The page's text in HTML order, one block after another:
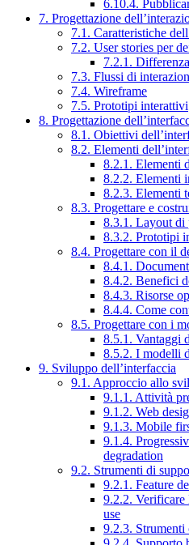
6.10.4.
7. Progettazione
7.1. Caratteristiche
7.2. User stories per
7.2.1.
7.3. Flussi di
7.4. Wireframe
7.5. Prototipi interattivi
8. Progettazione
8.1. Obiettivi
8.2. Elementi
8.2.1. Elementi
8.2.2. Elementi
8.2.3. Elementi
8.3. Progettare e
8.3.1. Layout di
8.3.2. Prototipi
8.4. Progettare con il
8.4.1.
8.4.2. Benefici
8.4.3. Risorse
8.4.4. Come
8.5. Progettare con i
8.5.1. Vantaggi
8.5.2. I modelli
9. Sviluppo dell’interfaccia
9.1. Approccio allo
9.1.1. Attività
9.1.2. Web
9.1.3. Mobile
9.1.4.
degradation
9.2. Strumenti di
9.2.1. Feature
9.2.2.
use
9.2.3. Strumenti